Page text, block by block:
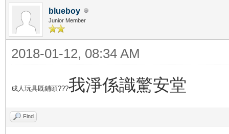
blueboy
Junior Member
2018-01-12, 08:34 AM
成人玩具既鋪頭???我淨係識驚安堂
Find